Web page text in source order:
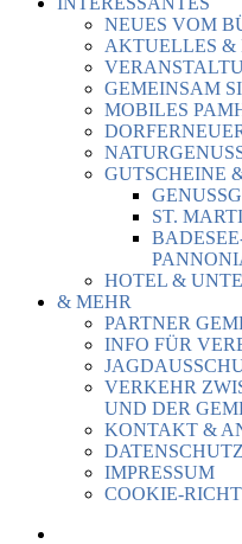
NEUES VOM
AKTUELLES &
GEMEINSAM
MOBILES
GUTSCHEINE
ST.
HOTEL &
& MEHR
PARTNER
INFO FÜR
VERKEHR
UND DER
KONTAKT &
IMPRESSUM
COOKIE-